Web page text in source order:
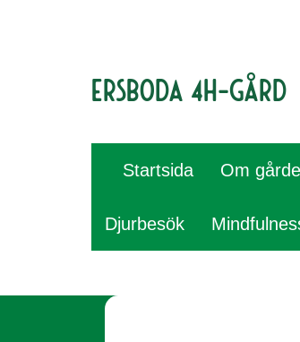
Ersboda 4H-gård
Startsida Om
Djurbesök